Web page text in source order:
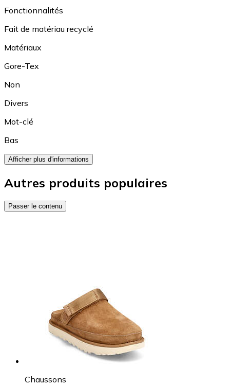
Fonctionnalités
Fait de matériau recyclé
Matériaux
Gore-Tex
Non
Divers
Mot-clé
Bas
Afficher plus d'informations
Autres produits populaires
Passer le contenu
Chaussons